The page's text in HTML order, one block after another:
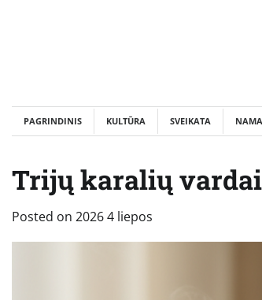
PAGRINDINIS KULTŪRA SVEIKATA
Trijų karalių
Posted on 2026 4 liepos